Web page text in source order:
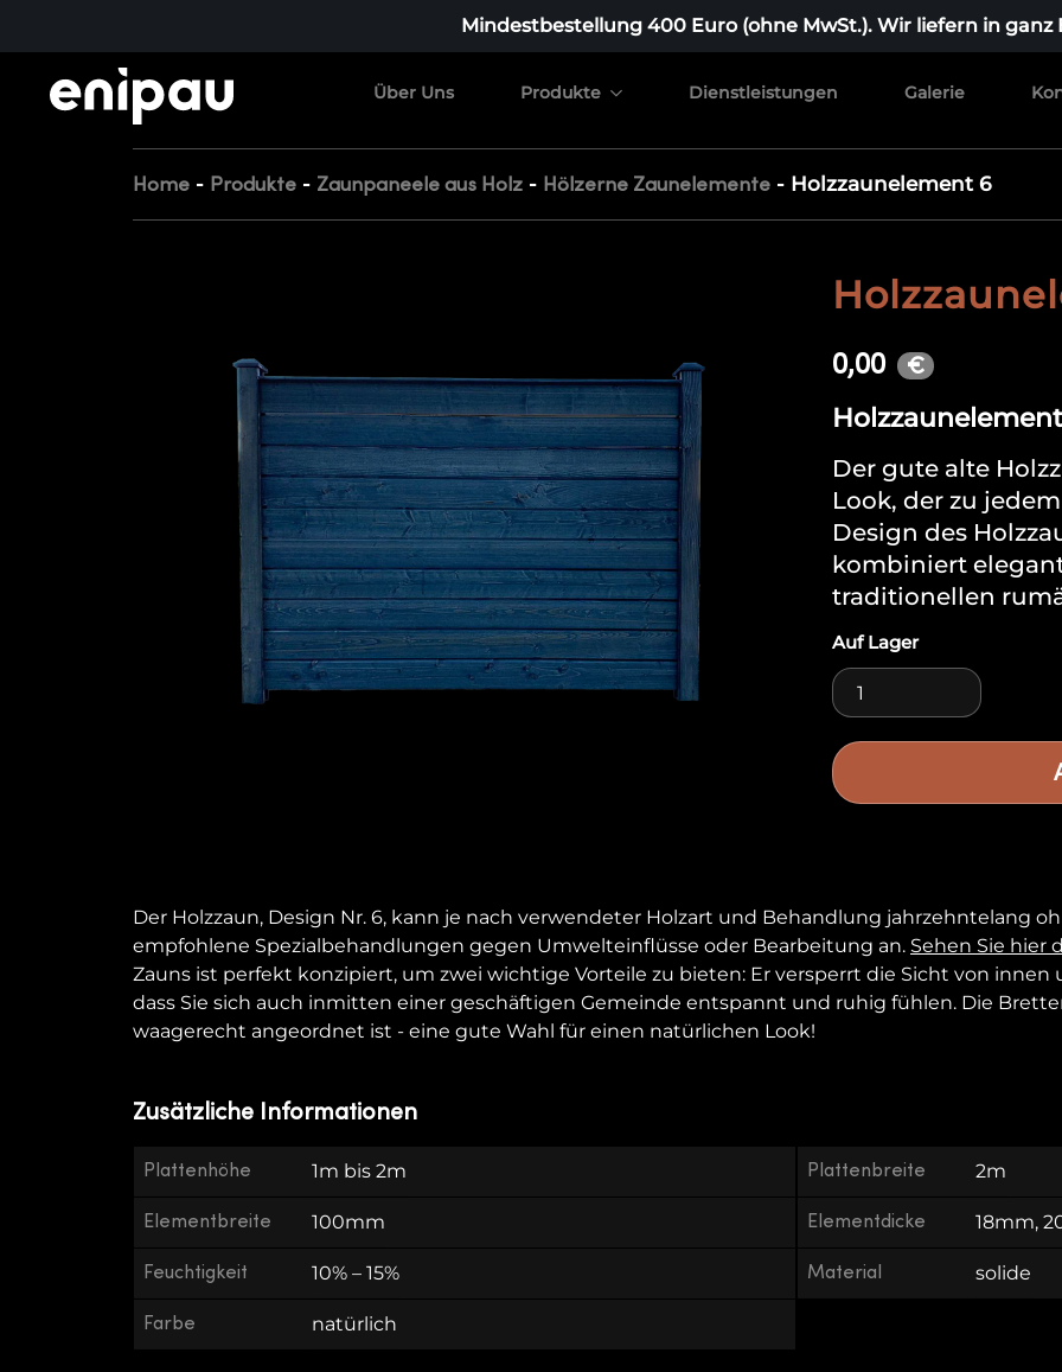
Mindestbestellung 400 Euro (ohne MwSt.). Wir liefern in ganz
Über Uns Produkte Dienstleistungen Galerie
Home - Produkte - Zaunpaneele aus Holz - Hölzerne Zaunelemente - Holzzaunelement 6
0,00 €
Der gute alte
Look, der zu
Design des
kombiniert
traditionellen
Auf Lager
Holzzaunelement 6
Der Holzzaun, Design Nr. 6, kann je nach verwendeter Holzart und Behandlung jahrzehntelang
empfohlene Spezialbehandlungen gegen Umwelteinflüsse oder Bearbeitung an. Sehen Sie hier
Zauns ist perfekt konzipiert, um zwei wichtige Vorteile zu bieten: Er versperrt die Sicht von
dass Sie sich auch inmitten einer geschäftigen Gemeinde entspannt und ruhig fühlen. Die
waagerecht angeordnet ist - eine gute Wahl für einen natürlichen Look!
Zusätzliche Informationen
Plattenhöhe 1m bis 2m Plattenbreite 2m
Elementbreite 100mm Elementdicke 18mm,
Feuchtigkeit 10% – 15% Material solide
Farbe natürlich